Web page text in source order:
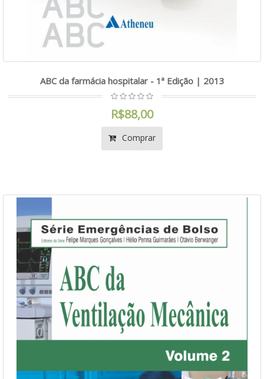
ABC da farmácia hospitalar - 1ª Edição | 2013
R$88,00
Comprar